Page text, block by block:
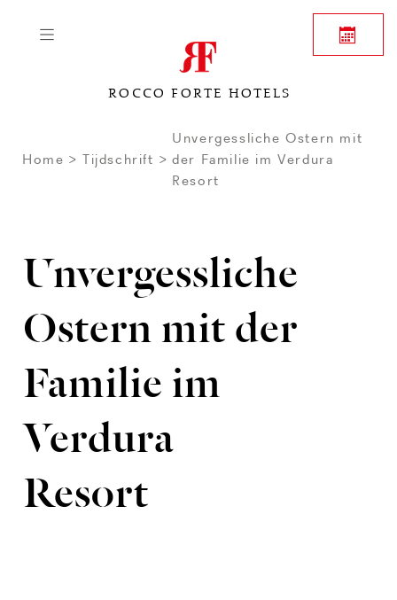
ROCCO FORTE HOTELS
Home Tijdschrift
Unvergessliche Ostern mit
der Familie im Verdura
Resort
Unvergessliche
Ostern mit der
Familie im
Verdura
Resort